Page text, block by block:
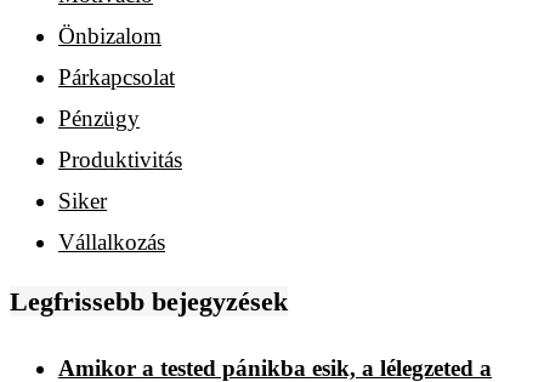
Önbizalom
Párkapcsolat
Pénzügy
Produktivitás
Siker
Vállalkozás
Legfrissebb bejegyzések
Amikor a tested pánikba esik, a lélegzeted a